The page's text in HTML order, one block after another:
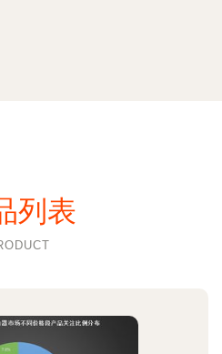
列表